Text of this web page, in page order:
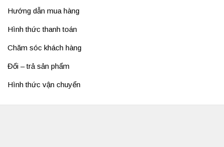
Hướng dẫn mua hàng
Hình thức thanh toán
Chăm sóc khách hàng
Đổi – trả sản phẩm
Hình thức vận chuyển